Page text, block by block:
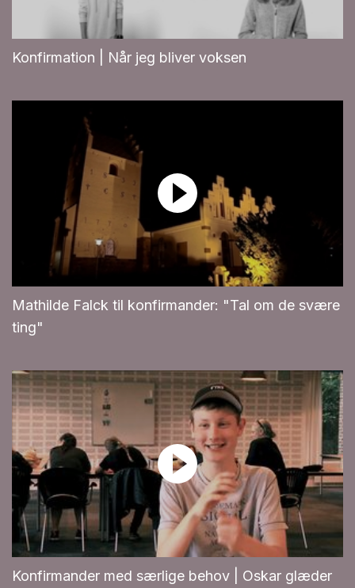
Konfirmation | Når jeg bliver voksen
Mathilde Falck til konfirmander: "Tal om de svære
ting"
Konfirmander med særlige behov | Oskar glæder